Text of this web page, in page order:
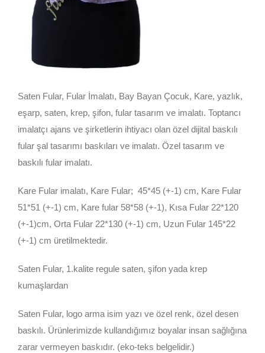
Saten Fular, Fular İmalatı, Bay Bayan Çocuk, Kare, yazlık,
eşarp, saten, krep, şifon, fular tasarım ve imalatı. Toptancı
imalatçı ajans ve şirketlerin ihtiyacı olan özel dijital baskılı
fular şal tasarımı baskıları ve imalatı. Özel tasarım ve
baskılı fular imalatı.
Kare Fular imalatı, Kare Fular; 45*45 (+-1) cm, Kare Fular
51*51 (+-1) cm, Kare fular 58*58 (+-1), Kısa Fular 22*120
(+-1)cm, Orta Fular 22*130 (+-1) cm, Uzun Fular 145*22
(+-1) cm üretilmektedir.
Saten Fular, 1.kalite regule saten, şifon yada krep
kumaşlardan
Saten Fular, logo arma isim yazı ve özel renk, özel desen
baskılı. Ürünlerimizde kullandığımız boyalar insan sağlığına
zarar vermeyen baskıdır. (eko-teks belgelidir.)